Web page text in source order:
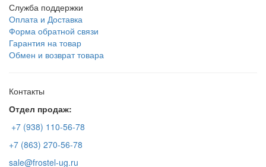
Служба поддержки
Оплата и Доставка
Форма обратной связи
Гарантия на товар
Обмен и возврат товара
Контакты
Отдел продаж:
+7 (938) 110-56-78
+7 (863) 270-56-78
sale@frostel-ug.ru